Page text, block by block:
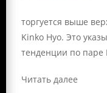
торгуется выше
Kinko Hyo. Это
тенденции по паре
Читать далее